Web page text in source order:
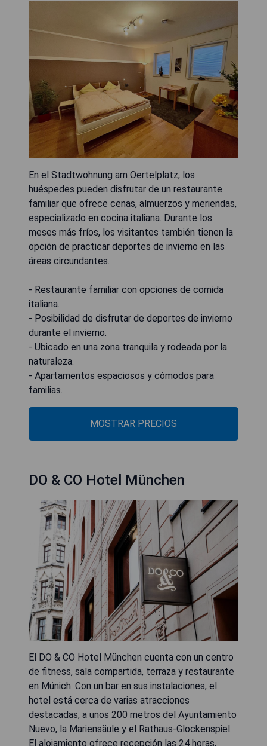
En el Stadtwohnung am Oertelplatz, los
huéspedes pueden disfrutar de un restaurante
familiar que ofrece cenas, almuerzos y meriendas,
especializado en cocina italiana. Durante los
meses más fríos, los visitantes también tienen la
opción de practicar deportes de invierno en las
áreas circundantes.
- Restaurante familiar con opciones de comida
italiana.
- Posibilidad de disfrutar de deportes de invierno
durante el invierno.
- Ubicado en una zona tranquila y rodeada por la
naturaleza.
- Apartamentos espaciosos y cómodos para
familias.
MOSTRAR PRECIOS
DO & CO Hotel München
El DO & CO Hotel München cuenta con un centro
de fitness, sala compartida, terraza y restaurante
en Múnich. Con un bar en sus instalaciones, el
hotel está cerca de varias atracciones
destacadas, a unos 200 metros del Ayuntamiento
Nuevo, la Mariensäule y el Rathaus-Glockenspiel.
El alojamiento ofrece recepción las 24 horas,